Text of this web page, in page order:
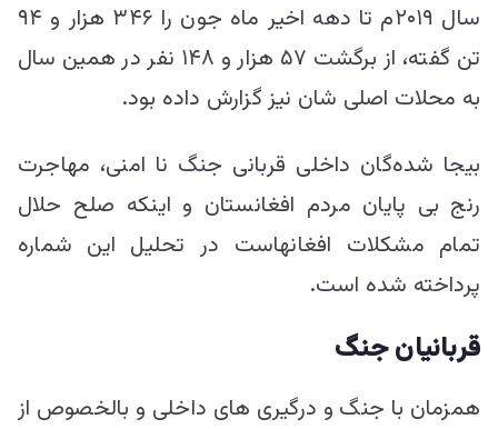
سال ۲۰۱۹م تا دهه اخیر ماه جون را ۳۴۶ هزار و ۹۴
تن گفته، از برگشت ۵۷ هزار و ۱۴۸ نفر در همین سال
به محلات اصلی شان نیز گزارش داده بود.
بیجا شده‌گان داخلی قربانی جنگ نا امنی، مهاجرت
رنج بی پایان مردم افغانستان و اینکه صلح حلال
تمام مشکلات افغانهاست در تحلیل این شماره
پرداخته شده است.
قربانیان جنگ
همزمان با جنگ و درگیری های داخلی و بالخصوص از